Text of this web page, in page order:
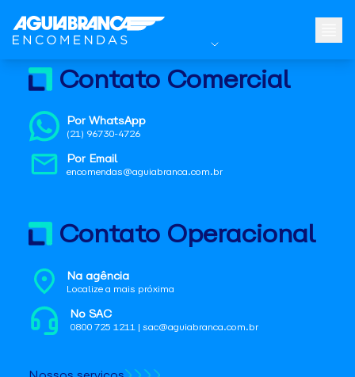
Contato Comercial
Por WhatsApp
(21) 96730-4726
Por Email
encomendas@aguiabranca.com.br
Contato Operacional
Na agência
Localize a mais próxima
No SAC
0800 725 1211 | sac@aguiabranca.com.br